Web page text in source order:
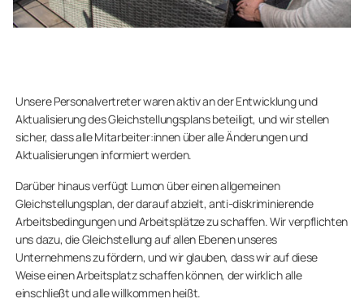
Unsere Personalvertreter waren aktiv an der Entwicklung und
Aktualisierung des Gleichstellungsplans beteiligt, und wir stellen
sicher, dass alle Mitarbeiter:innen über alle Änderungen und
Aktualisierungen informiert werden.
Darüber hinaus verfügt Lumon über einen allgemeinen
Gleichstellungsplan, der darauf abzielt, anti-diskriminierende
Arbeitsbedingungen und Arbeitsplätze zu schaffen. Wir verpflichten
uns dazu, die Gleichstellung auf allen Ebenen unseres
Unternehmens zu fördern, und wir glauben, dass wir auf diese
Weise einen Arbeitsplatz schaffen können, der wirklich alle
einschließt und alle willkommen heißt.